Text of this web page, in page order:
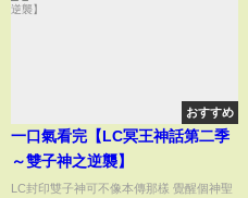
おすすめ
一口氣看完【LC冥王神話第二季
～雙子神之逆襲】
LC封印雙子神可不像本傳那樣 覺醒個神聖